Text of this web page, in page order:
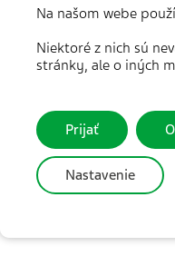
Na našom webe
Niektoré z nich sú
stránky, ale o iných
Prijať
Nastavenie